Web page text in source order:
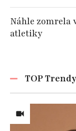
Náhle zomrela
atletiky
TOP Trendy